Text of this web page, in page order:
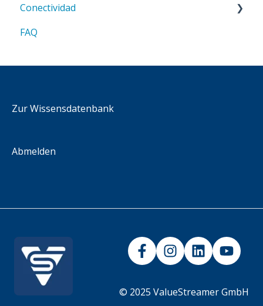
Gestión de derechos
Categorías y etiquetas
Gestión de desviaciones en la hoja de ruta
Consejo de Administración
Indicadores clave de rendimiento (CORE)
Core KPI
Gestión de desviaciones en KPIs
Conectividad
Fundamentos de API
FAQ
Zur Wissensdatenbank
Abmelden
© 2025 ValueStreamer GmbH